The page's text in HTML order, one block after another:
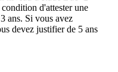
d'attester une
ans. Si vous avez
devez justifier de 5 ans